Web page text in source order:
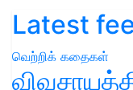
Latest
வெற்றிக் கதைகள்